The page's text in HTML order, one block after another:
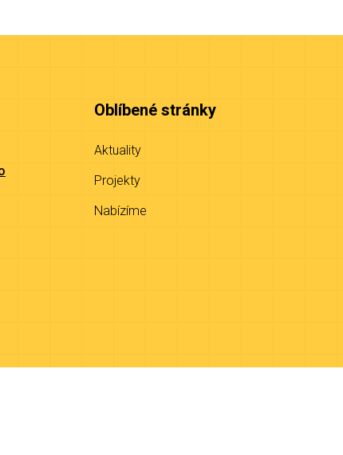
Oblíbené stránky
Aktuality
Projekty
Nabízíme